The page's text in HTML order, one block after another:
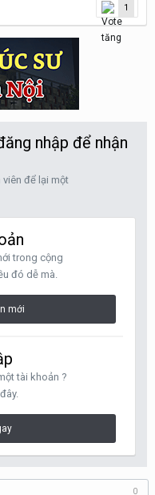
1
nhập để nhận
viên để lại một
trong cộng
đó dễ mà.
mới
tài khoản ?
0